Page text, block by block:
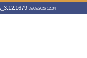
08/08/2026 12:04